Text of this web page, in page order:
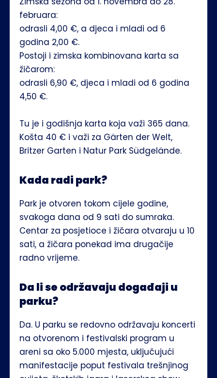
februara:
odrasli 4,00 €, a djeca i mladi od 6
godina 2,00 €.
Postoji i zimska kombinovana karta sa
žičarom:
odrasli 6,90 €, djeca i mladi od 6 godina
4,50 €.
Tu je i godišnja karta koja važi 365 dana.
Košta 40 € i važi za Gärten der Welt,
Britzer Garten i Natur Park Südgelände.
Kada radi park?
Park je otvoren tokom cijele godine,
svakoga dana od 9 sati do sumraka.
Centar za posjetioce i žičara otvaraju u 10
sati, a žičara ponekad ima drugačije
radno vrijeme.
Da li se održavaju događaji u
parku?
Da. U parku se redovno održavaju koncerti
na otvorenom i festivalski program u
areni sa oko 5.000 mjesta, uključujući
manifestacije poput festivala trešnjinog